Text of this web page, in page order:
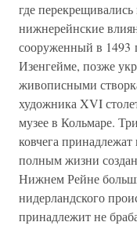
где
нижнерейнские
сооруженный в 1493
Изенгейме, позже
живописными
художника XVI
музее в Кольмаре.
ковчега
полным жизни
Нижнем Рейне
нидерландского
принадлежит не